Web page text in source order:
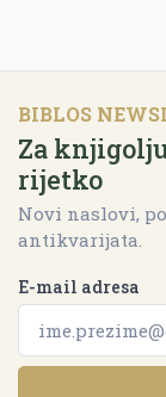
BIBLOS
Za
rijetko
Novi naslovi,
antikvarijata.
E-mail adresa